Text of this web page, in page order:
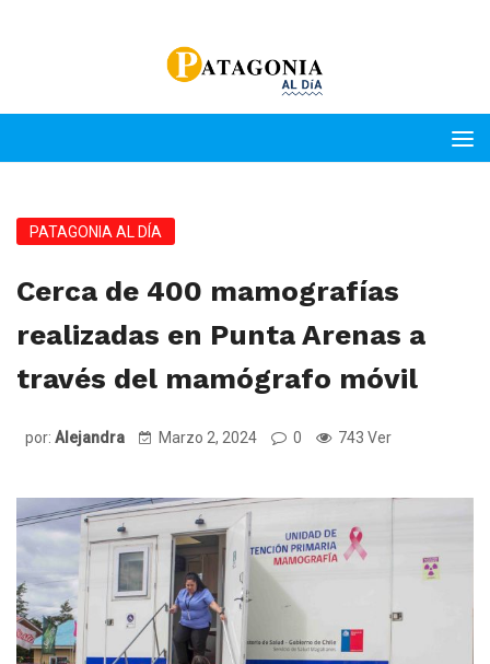
PATAGONIA AL DÍA
Cerca de 400 mamografías
realizadas en Punta Arenas a
través del mamógrafo móvil
por: Alejandra Marzo 2, 2024 0 743 Ver